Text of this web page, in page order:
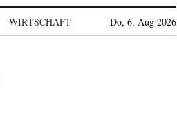
WIRTSCHAFT Do, 6. Aug 2026